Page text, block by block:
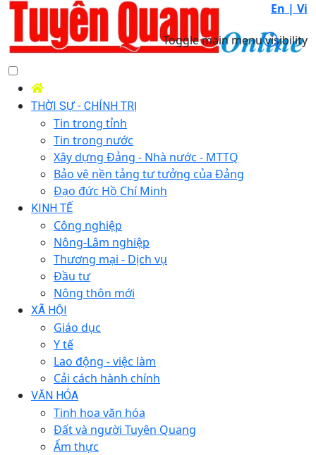
En | Vi
Toggle main menu visibility
THỜI SỰ - CHÍNH TRỊ
Tin trong tỉnh
Tin trong nước
Xây dựng Đảng - Nhà nước - MTTQ
Bảo vệ nền tảng tư tưởng của Đảng
Đạo đức Hồ Chí Minh
KINH TẾ
Công nghiệp
Nông-Lâm nghiệp
Thương mại - Dịch vụ
Đầu tư
Nông thôn mới
XÃ HỘI
Giáo dục
Y tế
Lao động - việc làm
Cải cách hành chính
VĂN HÓA
Tinh hoa văn hóa
Đất và người Tuyên Quang
Ẩm thực